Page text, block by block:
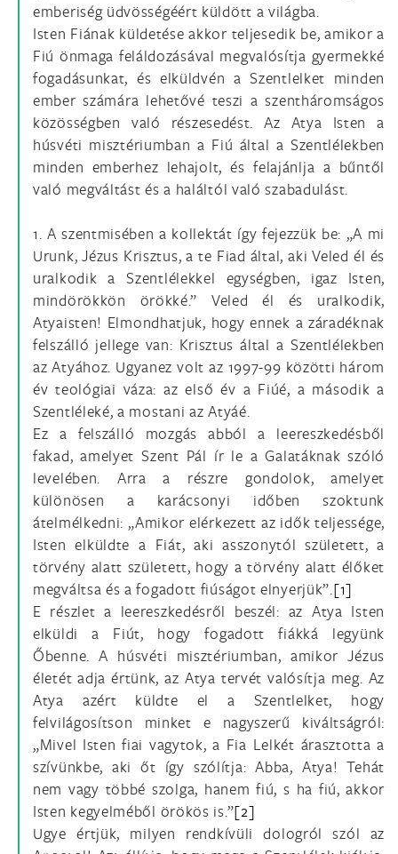
emberiség üdvösségéért küldött a világba.
Isten Fiának küldetése akkor teljesedik be, amikor a
Fiú önmaga feláldozásával megvalósítja gyermekké
fogadásunkat, és elküldvén a Szentlelket minden
ember számára lehetővé teszi a szentháromságos
közösségben való részesedést. Az Atya Isten a
húsvéti misztériumban a Fiú által a Szentlélekben
minden emberhez lehajolt, és felajánlja a bűntől
való megváltást és a haláltól való szabadulást.
1. A szentmisében a kollektát így fejezzük be: „A mi
Urunk, Jézus Krisztus, a te Fiad által, aki Veled él és
uralkodik a Szentlélekkel egységben, igaz Isten,
mindörökkön örökké.” Veled él és uralkodik,
Atyaisten! Elmondhatjuk, hogy ennek a záradéknak
felszálló jellege van: Krisztus által a Szentlélekben
az Atyához. Ugyanez volt az 1997-99 közötti három
év teológiai váza: az első év a Fiúé, a második a
Szentléleké, a mostani az Atyáé.
Ez a felszálló mozgás abból a leereszkedésből
fakad, amelyet Szent Pál ír le a Galatáknak szóló
levelében. Arra a részre gondolok, amelyet
különösen a karácsonyi időben szoktunk
átelmélkedni: „Amikor elérkezett az idők teljessége,
Isten elküldte a Fiát, aki asszonytól született, a
törvény alatt született, hogy a törvény alatt élőket
megváltsa és a fogadott fiúságot elnyerjük”.[1]
E részlet a leereszkedésről beszél: az Atya Isten
elküldi a Fiút, hogy fogadott fiákká legyünk
Őbenne. A húsvéti misztériumban, amikor Jézus
életét adja értünk, az Atya tervét valósítja meg. Az
Atya azért küldte el a Szentlelket, hogy
felvilágosítson minket e nagyszerű kiváltságról:
„Mivel Isten fiai vagytok, a Fia Lelkét árasztotta a
szívünkbe, aki őt így szólítja: Abba, Atya! Tehát
nem vagy többé szolga, hanem fiú, s ha fiú, akkor
Isten kegyelméből örökös is.”[2]
Ugye értjük, milyen rendkívüli dologról szól az